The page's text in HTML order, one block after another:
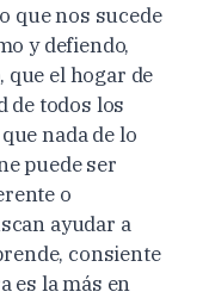
que nos sucede
y defiendo,
que el hogar de
de todos los
nada de lo
puede ser
o
ayudar a
consiente
es la más en